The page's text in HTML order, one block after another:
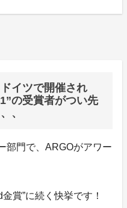
イツで開催され
の受賞者がつい先
、
部門で、ARGOがアワー
賞”に続く快挙です！